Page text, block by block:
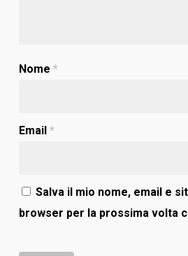
Nome *
Email *
Salva il mio nome, email e
browser per la prossima volta